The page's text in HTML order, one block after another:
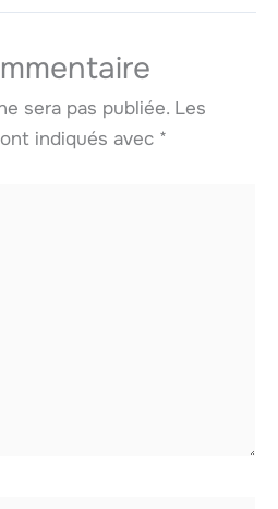
sera pas publiée. Les
indiqués avec *